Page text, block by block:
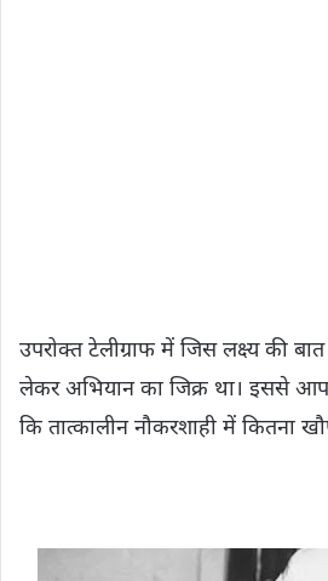
उपरोक्त टेलीग्राफ में जिस लक्ष्य की
लेकर अभियान का जिक्र था। इससे
कि तात्कालीन नौकरशाही में कितना